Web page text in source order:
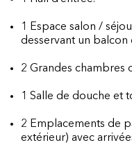
1 Espace salon /
desservant un balcon
2 Grandes chambres
1 Salle de douche et
2 Emplacements de
extérieur) avec